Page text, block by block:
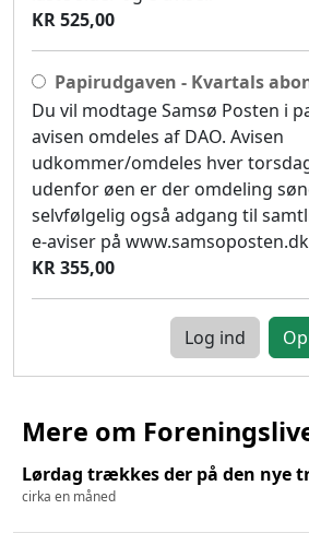
KR 525,00
Papirudgaven - Kvartals
Du vil modtage Samsø Posten i
avisen omdeles af DAO. Avisen
udkommer/omdeles hver
udenfor øen er der omdeling
selvfølgelig også adgang til
e-aviser på www.samsoposten.dk
KR 355,00
Log ind
Mere om
Lørdag trækkes der på den nye
cirka en måned